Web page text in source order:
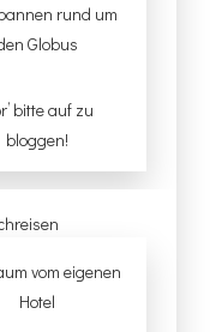
rund um
Globus
bitte auf zu
bloggen!
vom eigenen
Hotel